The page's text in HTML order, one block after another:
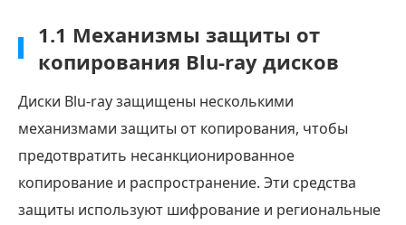
1.1 Механизмы защиты от
копирования Blu-ray дисков
Диски Blu-ray защищены несколькими
механизмами защиты от копирования, чтобы
предотвратить несанкционированное
копирование и распространение. Эти средства
защиты используют шифрование и региональные